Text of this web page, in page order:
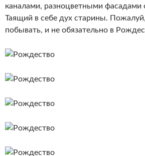
каналами, разноцветными фасадами
Таящий в себе дух старины.
побывать, и не обязательно в